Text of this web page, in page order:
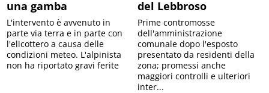
una gamba
L'intervento è avvenuto in
parte via terra e in parte con
l'elicottero a causa delle
condizioni meteo. L'alpinista
non ha riportato gravi ferite
del Lebbroso
Prime contromosse
dell'amministrazione
comunale dopo l'esposto
presentato da residenti della
zona; promessi anche
maggiori controlli e ulteriori
inter...